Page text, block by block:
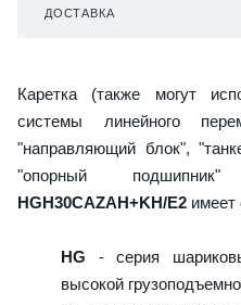
ДОСТАВКА
Каретка (также могут
системы линейного
"направляющий блок",
"опорный
HGH30CAZAH+KH/E2
HG - серия
высокой